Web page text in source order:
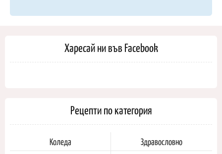
Харесай ни във Facebook
Рецепти по категория
Коледа
Здравословно